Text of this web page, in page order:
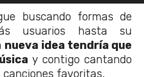
buscando formas de
usuarios hasta su
nueva idea tendría que
y contigo cantando
favoritas.